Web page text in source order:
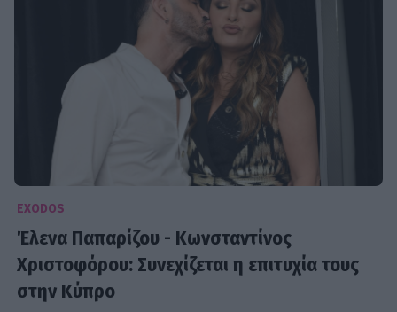
EXODOS
Έλενα Παπαρίζου - Κωνσταντίνος
Χριστοφόρου: Συνεχίζεται η επιτυχία τους
στην Κύπρο